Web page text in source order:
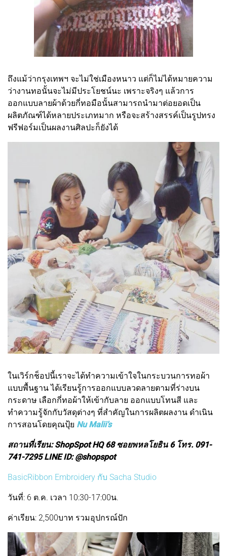
ถึงแม้ว่ากรุงเทพฯ จะไม่ใช่เมืองหนาว แต่ก็ไม่ได้หมายความ
ว่างานทอนั้นจะไม่มีประโยชน์นะ เพราะจริงๆ แล้วการ
ออกแบบลายผ้าด้วยกี่ทอมือนั้นสามารถนำมาต่อยอดเป็น
ผลิตภัณฑ์ได้หลายประเภทมาก หรือจะสร้างสรรค์เป็นรูปทรง
ฟรีฟอร์มเป็นผลงานศิลปะก็ยังได้
ในเวิร์กช็อปนี้เราจะได้ทำความเข้าใจในกระบวนการทอผ้า
แบบพื้นฐาน ได้เรียนรู้การออกแบบลวดลายตามที่ร่างบน
กระดาษ เลือกกี่ทอผ้าให้เข้ากับลาย ออกแบบโทนสี และ
ทำความรู้จักกับวัสดุต่างๆ ที่สำคัญในการผลิตผลงาน ดำเนิน
การสอนโดยคุณปุ้ย Nu Malii’s
สถานที่เรียน: ShopSpot HQ 68 ซอยพหลโยธิน 6 โทร. 091-
741-7295 LINE ID: @shopspot
BasicRibbon Embroidery กับ Sacha Studio
วันที่: 6 ต.ค. เวลา 10:30-17:00น.
ค่าเรียน: 2,500บาท รวมอุปกรณ์ปัก